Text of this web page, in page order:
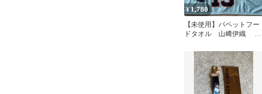
¥1,780
【未使用】パペットフー
ドタオル 山﨑伊織 ジ